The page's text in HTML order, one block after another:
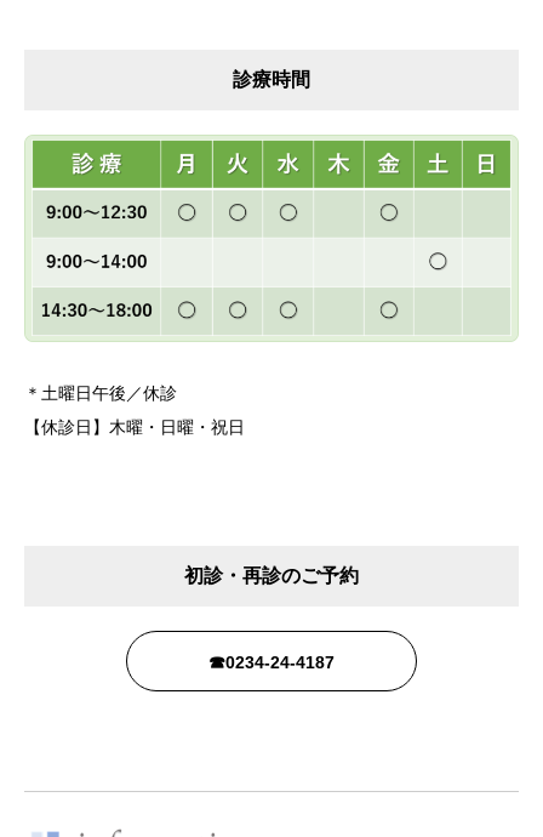
診療時間
＊土曜日午後／休診
【休診日】木曜・日曜・祝日
初診・再診のご予約
☎0234-24-4187